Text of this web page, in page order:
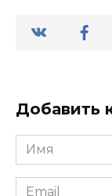
Добавить
Имя
*
Email